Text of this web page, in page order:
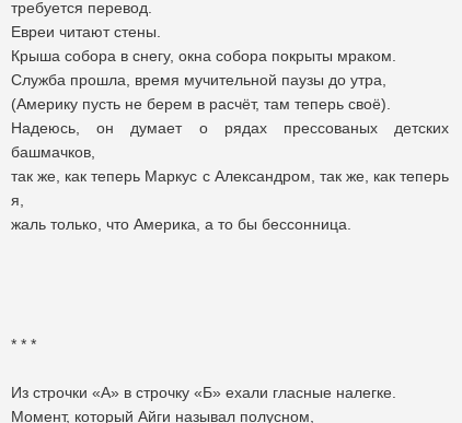
требуется перевод.
Евреи читают стены.
Крыша собора в снегу, окна собора покрыты мраком.
Служба прошла, время мучительной паузы до утра,
(Америку пусть не берем в расчёт, там теперь своё).
Надеюсь, он думает о рядах прессованых детских
башмачков,
так же, как теперь Маркус с Александром, так же, как теперь
я,
жаль только, что Америка, а то бы бессонница.
* * *
Из строчки «А» в строчку «Б» ехали гласные налегке.
Момент, который Айги называл полусном,